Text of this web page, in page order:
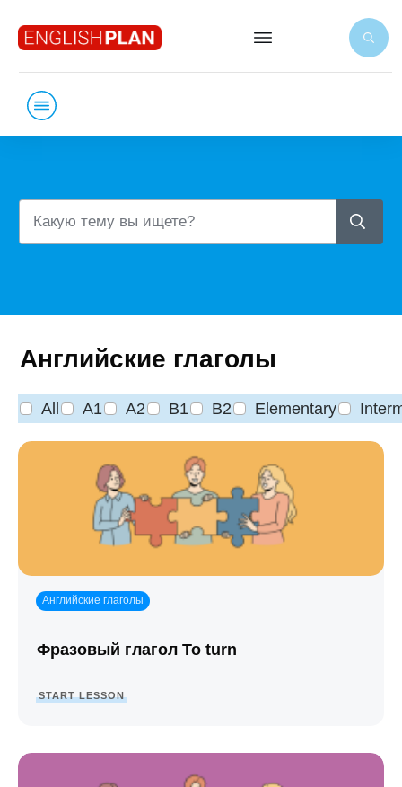
Английские глаголы
All A1 A2 B1 B2 Elementary
Английские глаголы
Фразовый глагол To turn
START LESSON